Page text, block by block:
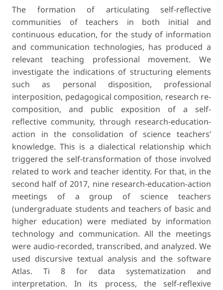
The formation of articulating self-reflective
communities of teachers in both initial and
continuous education, for the study of information
and communication technologies, has produced a
relevant teaching professional movement. We
investigate the indications of structuring elements
such as personal disposition, professional
interposition, peda­gogical composition, research re-
composition, and public exposition of a self-
reflective community, through research-education-
action in the consolidation of science teachers’
knowledge. This is a dialectical relationship which
triggered the self-transformation of those involved
related to work and teacher identity. For that, in the
second half of 2017, nine research-education-action
meetings of a group of science teachers
(undergraduate students and teachers of basic and
higher education) were mediated by information
technology and communication. All the meetings
were audio-recorded, transcribed, and analyzed. We
used discursive textual analysis and the software
Atlas. Ti 8 for data systematization and
interpretation. In its process, the self-reflexive